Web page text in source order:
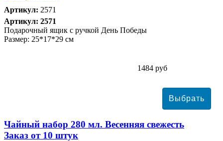
Артикул: 2571
Артикул: 2571
Подарочный ящик с ручкой День Победы
Размер: 25*17*29 см
1484 руб
Чайный набор 280 мл. Весенняя свежесть
Заказ от 10 штук